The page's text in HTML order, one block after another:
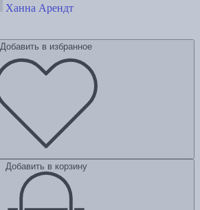
Ханна Арендт
Добавить в избранное
Добавить в корзину